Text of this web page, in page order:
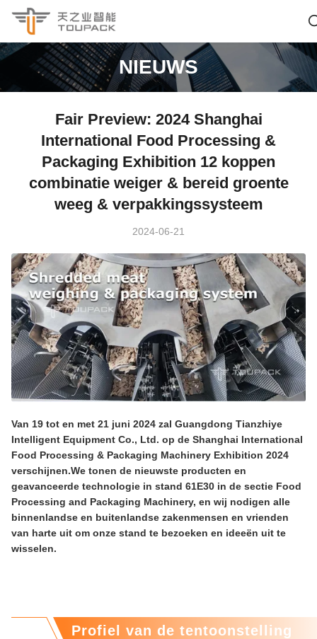
NIEUWS
Fair Preview: 2024 Shanghai
International Food Processing &
Packaging Exhibition 12 koppen
combinatie weiger & bereid groente
weeg & verpakkingssysteem
2024-06-21
Van 19 tot en met 21 juni 2024 zal Guangdong Tianzhiye
Intelligent Equipment Co., Ltd. op de Shanghai International
Food Processing & Packaging Machinery Exhibition 2024
verschijnen.We tonen de nieuwste producten en
geavanceerde technologie in stand 61E30 in de sectie Food
Processing and Packaging Machinery, en wij nodigen alle
binnenlandse en buitenlandse zakenmensen en vrienden
van harte uit om onze stand te bezoeken en ideeën uit te
wisselen.
Profiel van de tentoonstelling